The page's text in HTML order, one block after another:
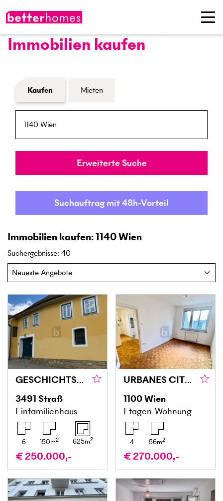
Immobilien kaufen
Formular Immobiliensuche
Kaufen Mieten
PLZ / Ort
Umkreis
Erweiterte Suche
Suchauftrag mit 48h-Vorteil
Immobilien kaufen: 1140 Wien
Suchergebnisse: 40
GESCHICHTSTRÄCHTIGES EINFAMILIENHAUS / WINZERHOF IN DER IDYLLE
3491 Straß
Einfamilienhaus
6 150m2 625m2
€ 250.000,-
URBANES CITY LIVING IN FAVORITEN
1100Wien
Etagen-Wohnung
4 56m2
€ 270.000,-